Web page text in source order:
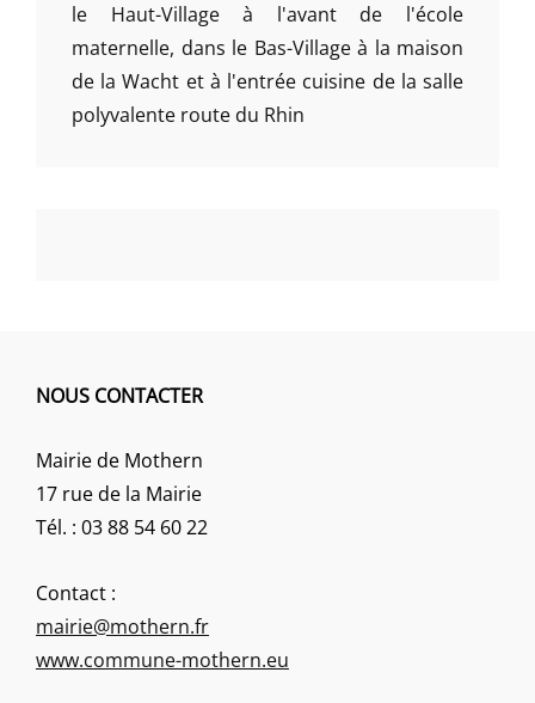
le Haut-Village à l'avant de l'école
maternelle, dans le Bas-Village à la maison
de la Wacht et à l'entrée cuisine de la salle
polyvalente route du Rhin
NOUS CONTACTER
Mairie de Mothern
17 rue de la Mairie
Tél. : 03 88 54 60 22
Contact :
mairie@mothern.fr
www.commune-mothern.eu